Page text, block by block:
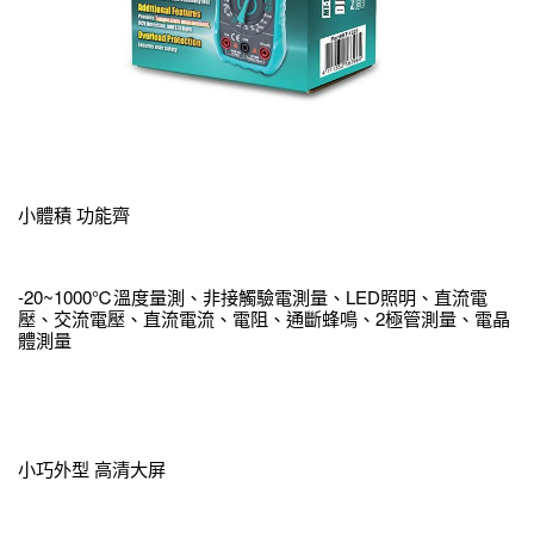
小體積 功能齊
-20~1000℃溫度量測、非接觸驗電測量、LED照明、直流電
壓、交流電壓、直流電流、電阻、通斷蜂鳴、2極管測量、電晶
體測量
小巧外型 高清大屏